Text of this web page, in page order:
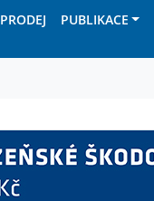
PRODEJ PUBLIKACE